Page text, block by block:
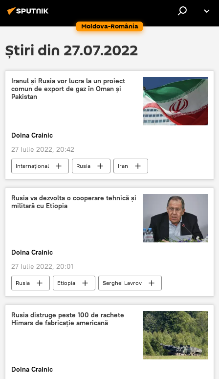
Moldova-România
Știri din 27.07.2022
Iranul și Rusia vor lucra la un proiect
comun de export de gaz în Oman și
Pakistan
Doina Crainic
27 Iulie 2022, 20:42
Internaţional Rusia Iran
Rusia va dezvolta o cooperare tehnică și
militară cu Etiopia
Doina Crainic
27 Iulie 2022, 20:01
Rusia Etiopia Serghei Lavrov
Rusia distruge peste 100 de rachete
Himars de fabricaţie americană
Doina Crainic